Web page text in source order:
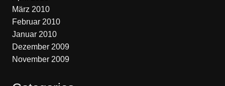
März 2010
Februar 2010
Januar 2010
Dezember 2009
November 2009